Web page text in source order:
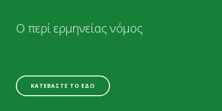
Ο περί ερμηνείας νόμος
ΚΑΤΕΒΑΣΤΕ ΤΟ ΕΔΩ